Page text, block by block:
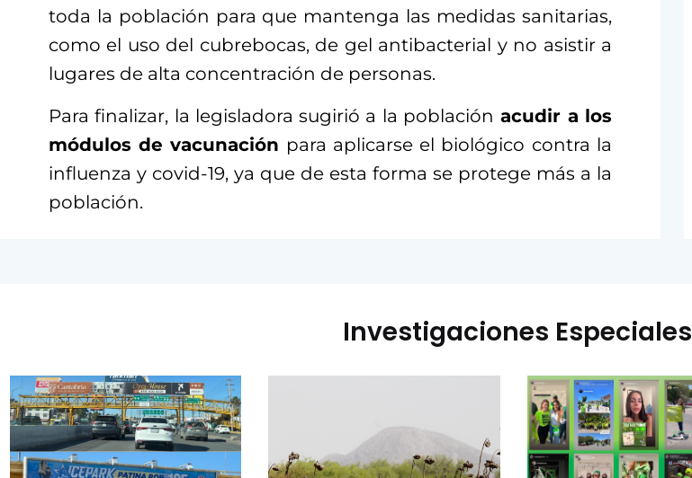
toda la población para que mantenga las medidas sanitarias,
como el uso del cubrebocas, de gel antibacterial y no asistir a
lugares de alta concentración de personas.
Para finalizar, la legisladora sugirió a la población acudir a los
módulos de vacunación para aplicarse el biológico contra la
influenza y covid-19, ya que de esta forma se protege más a la
población.
Investigaciones Especiales